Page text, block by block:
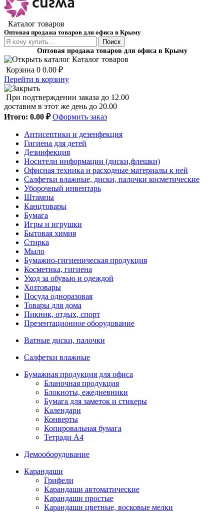
Каталог товаров
Оптовая продажа товаров для офиса в Крыму
Поиск
Оптовая продажа товаров для офиса в Крыму
Каталог товаров
Корзина 0 0.00 ₽
Перейти в корзину
При подтверждении заказа до 12.00
доставим в этот же день до 20.00
Итого: 0.00 ₽ Оформить заказ
Антисептики и дезенфекция
Гигиена для детей
Дезинфекция
Носители информации (диски,флешки)
Офисная техника и расходные материалы к ней
Салфетки влажные, диски, палочки косметические
Уборочный инвентарь
Штампы
Канцтовары
Бумага
Игры и игрушки
Бытовая химия
Стирка
Мыло
Бумажно-гигиеническая продукция
Косметика, гигиена
Уход за обувью и одеждой
Хозтовары
Посуда одноразовая
Товары для дома
Пикник, отдых, спорт
Презентационное оборудование
Ватные диски, палочки
Салфетки влажные
Бумажная продукция для офиса
Бланочная продукция
Блокноты, ежедневники
Бумага для заметок и стикеры
Календари
Конверты
Копировальная бумага
Тетради А4
Демооборудование
Карандаши
Грифели
Карандаши автоматические
Карандаши простые
Карандаши цветные, восковые мелки